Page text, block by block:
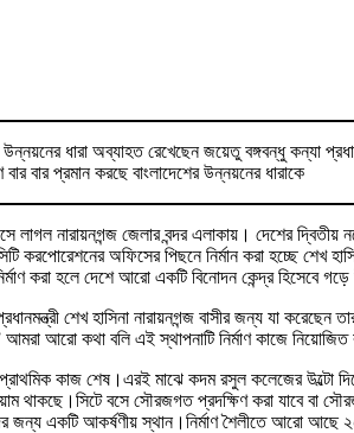
ধারা অব্যাহত রেখেছেন জয়েতু বঙ্গবন্ধু কন্যা
বার বার প্রমান করছে বাংলাদেশের উন্নয়নের ধারাকে
নারায়নগন্জ জেলার বন্দর এলাকায়। দেশের দ্বিতীয়
করপোরেশনের অফিসের পিছনে নির্মান করা হচ্ছে শেখ
করা হলে দেশে আরো একটি বিনোদন কেন্দ্র হিসেবে
শেখ হাসিনা নারায়নগন্জ বাসীর জন্য যা
আমরা আরো কথা বলি এই স্থাপনাটি নির্মাণ কাজে
কাজ শেষ।এরই মাঝে কদম রসুল কলেজের উল্টো
থাকছে।সিটে বসে সৌরজগত প্রদক্ষিণ করা যাবে বা
জন্য একটি আকর্ষণীয় স্থান।নির্মাণ শৈলীতে আরো আছে